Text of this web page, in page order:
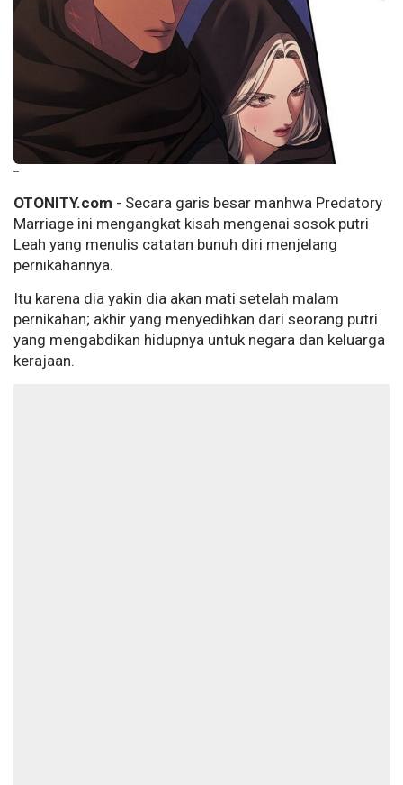
--
OTONITY.com - Secara garis besar manhwa Predatory
Marriage ini mengangkat kisah mengenai sosok putri
Leah yang menulis catatan bunuh diri menjelang
pernikahannya.
Itu karena dia yakin dia akan mati setelah malam
pernikahan; akhir yang menyedihkan dari seorang putri
yang mengabdikan hidupnya untuk negara dan keluarga
kerajaan.